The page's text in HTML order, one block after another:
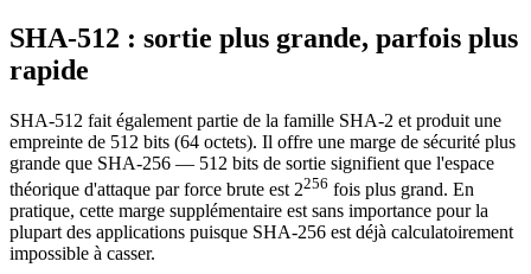
SHA-512 : sortie plus grande, parfois plus
rapide
SHA-512 fait également partie de la famille SHA-2 et produit une
empreinte de 512 bits (64 octets). Il offre une marge de sécurité plus
grande que SHA-256 — 512 bits de sortie signifient que l'espace
théorique d'attaque par force brute est 2256 fois plus grand. En
pratique, cette marge supplémentaire est sans importance pour la
plupart des applications puisque SHA-256 est déjà calculatoirement
impossible à casser.